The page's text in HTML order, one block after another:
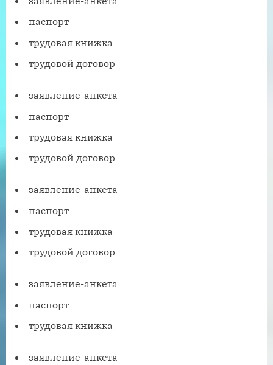
паспорт
трудовая книжка
трудовой договор
заявление-анкета
паспорт
трудовая книжка
трудовой договор
заявление-анкета
паспорт
трудовая книжка
трудовой договор
заявление-анкета
паспорт
трудовая книжка
заявление-анкета